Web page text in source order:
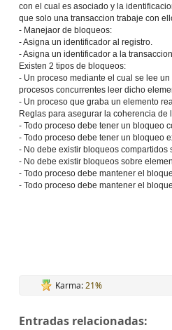
con el cual es asociado y la
que solo una transaccion trabaje con
- Manejaor de bloqueos:
- Asigna un identificador al registro.
- Asigna un identificador a la
Existen 2 tipos de bloqueos:
- Un proceso mediante el cual se lee
procesos concurrentes leer dicho
- Un proceso que graba un elemento
Reglas para asegurar la coherencia de
- Todo proceso debe tener un bloqueo
- Todo proceso debe tener un bloqueo
- No debe existir bloqueos
- No debe existir bloqueos sobre
- Todo proceso debe mantener el
- Todo proceso debe mantener el
Karma:21%
Entradas relacionadas: